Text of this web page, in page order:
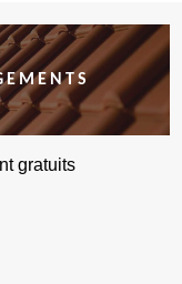
gratuits